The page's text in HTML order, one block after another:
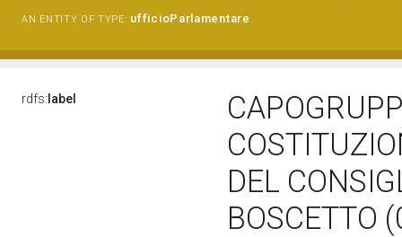
AN ENTITY OF TYPE: ufficioParlamentare
rdfs: label
DEL
BOSCETTO